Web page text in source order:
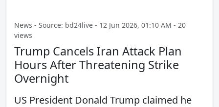
News - Source: bd24live - 12 Jun 2026, 01:10 AM - 20
views
Trump Cancels Iran Attack Plan
Hours After Threatening Strike
Overnight
US President Donald Trump claimed he